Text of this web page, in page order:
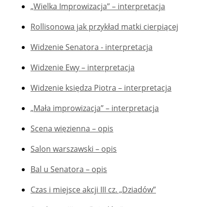
„Wielka Improwizacja” – interpretacja
Rollisonowa jak przykład matki cierpiącej
Widzenie Senatora - interpretacja
Widzenie Ewy – interpretacja
Widzenie księdza Piotra – interpretacja
„Mała improwizacja” – interpretacja
Scena więzienna – opis
Salon warszawski – opis
Bal u Senatora – opis
Czas i miejsce akcji III cz. „Dziadów”